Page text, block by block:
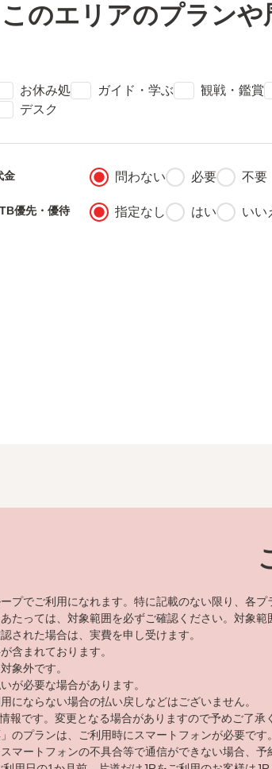
このエリアのプラン
お休み処 ガイド・学ぶ 観戦・鑑賞
デスク
金 fiber_manual_record 問わないfiber_manual_record 必要fiber_manual_record 不要
優先・優待 fiber_manual_record 指定なし fiber_manual_record はいfiber_manual_record いい
プでご利用になれます。特に記載のない限り、各
あたっては、対象範囲を必ずご確認ください。対象
された場合は、実費を申し受けます。
含まれております。
象外です。
が必要な場合があります。
にならない場合の払い戻しなどはございません。
報です。変更となる場合がありますので予めご了承
のプランは、ご利用時にスマートフォンが必要で
マートフォンの不具合等で通信ができない場合、